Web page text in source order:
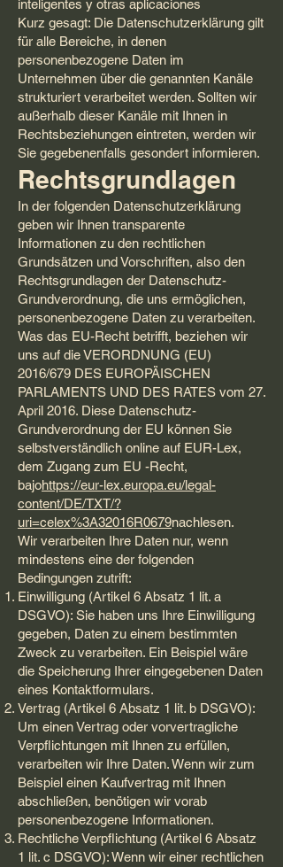
inteligentes y otras aplicaciones
Kurz gesagt: Die Datenschutzerklärung gilt
für alle Bereiche, in denen
personenbezogene Daten im
Unternehmen über die genannten Kanäle
strukturiert verarbeitet werden. Sollten wir
außerhalb dieser Kanäle mit Ihnen in
Rechtsbeziehungen eintreten, werden wir
Sie gegebenenfalls gesondert informieren.
Rechtsgrundlagen
In der folgenden Datenschutzerklärung
geben wir Ihnen transparente
Informationen zu den rechtlichen
Grundsätzen und Vorschriften, also den
Rechtsgrundlagen der Datenschutz-
Grundverordnung, die uns ermöglichen,
personenbezogene Daten zu verarbeiten.
Was das EU-Recht betrifft, beziehen wir
uns auf die VERORDNUNG (EU)
2016/679 DES EUROPÄISCHEN
PARLAMENTS UND DES RATES vom 27.
April 2016. Diese Datenschutz-
Grundverordnung der EU können Sie
selbstverständlich online auf EUR-Lex,
dem Zugang zum EU -Recht,
bajohttps://eur-lex.europa.eu/legal-
content/DE/TXT/?
uri=celex%3A32016R0679nachlesen.
Wir verarbeiten Ihre Daten nur, wenn
mindestens eine der folgenden
Bedingungen zutrift:
Einwilligung (Artikel 6 Absatz 1 lit. a
DSGVO): Sie haben uns Ihre Einwilligung
gegeben, Daten zu einem bestimmten
Zweck zu verarbeiten. Ein Beispiel wäre
die Speicherung Ihrer eingegebenen Daten
eines Kontaktformulars.
Vertrag (Artikel 6 Absatz 1 lit. b DSGVO):
Um einen Vertrag oder vorvertragliche
Verpflichtungen mit Ihnen zu erfüllen,
verarbeiten wir Ihre Daten. Wenn wir zum
Beispiel einen Kaufvertrag mit Ihnen
abschließen, benötigen wir vorab
personenbezogene Informationen.
Rechtliche Verpflichtung (Artikel 6 Absatz
1 lit. c DSGVO): Wenn wir einer rechtlichen